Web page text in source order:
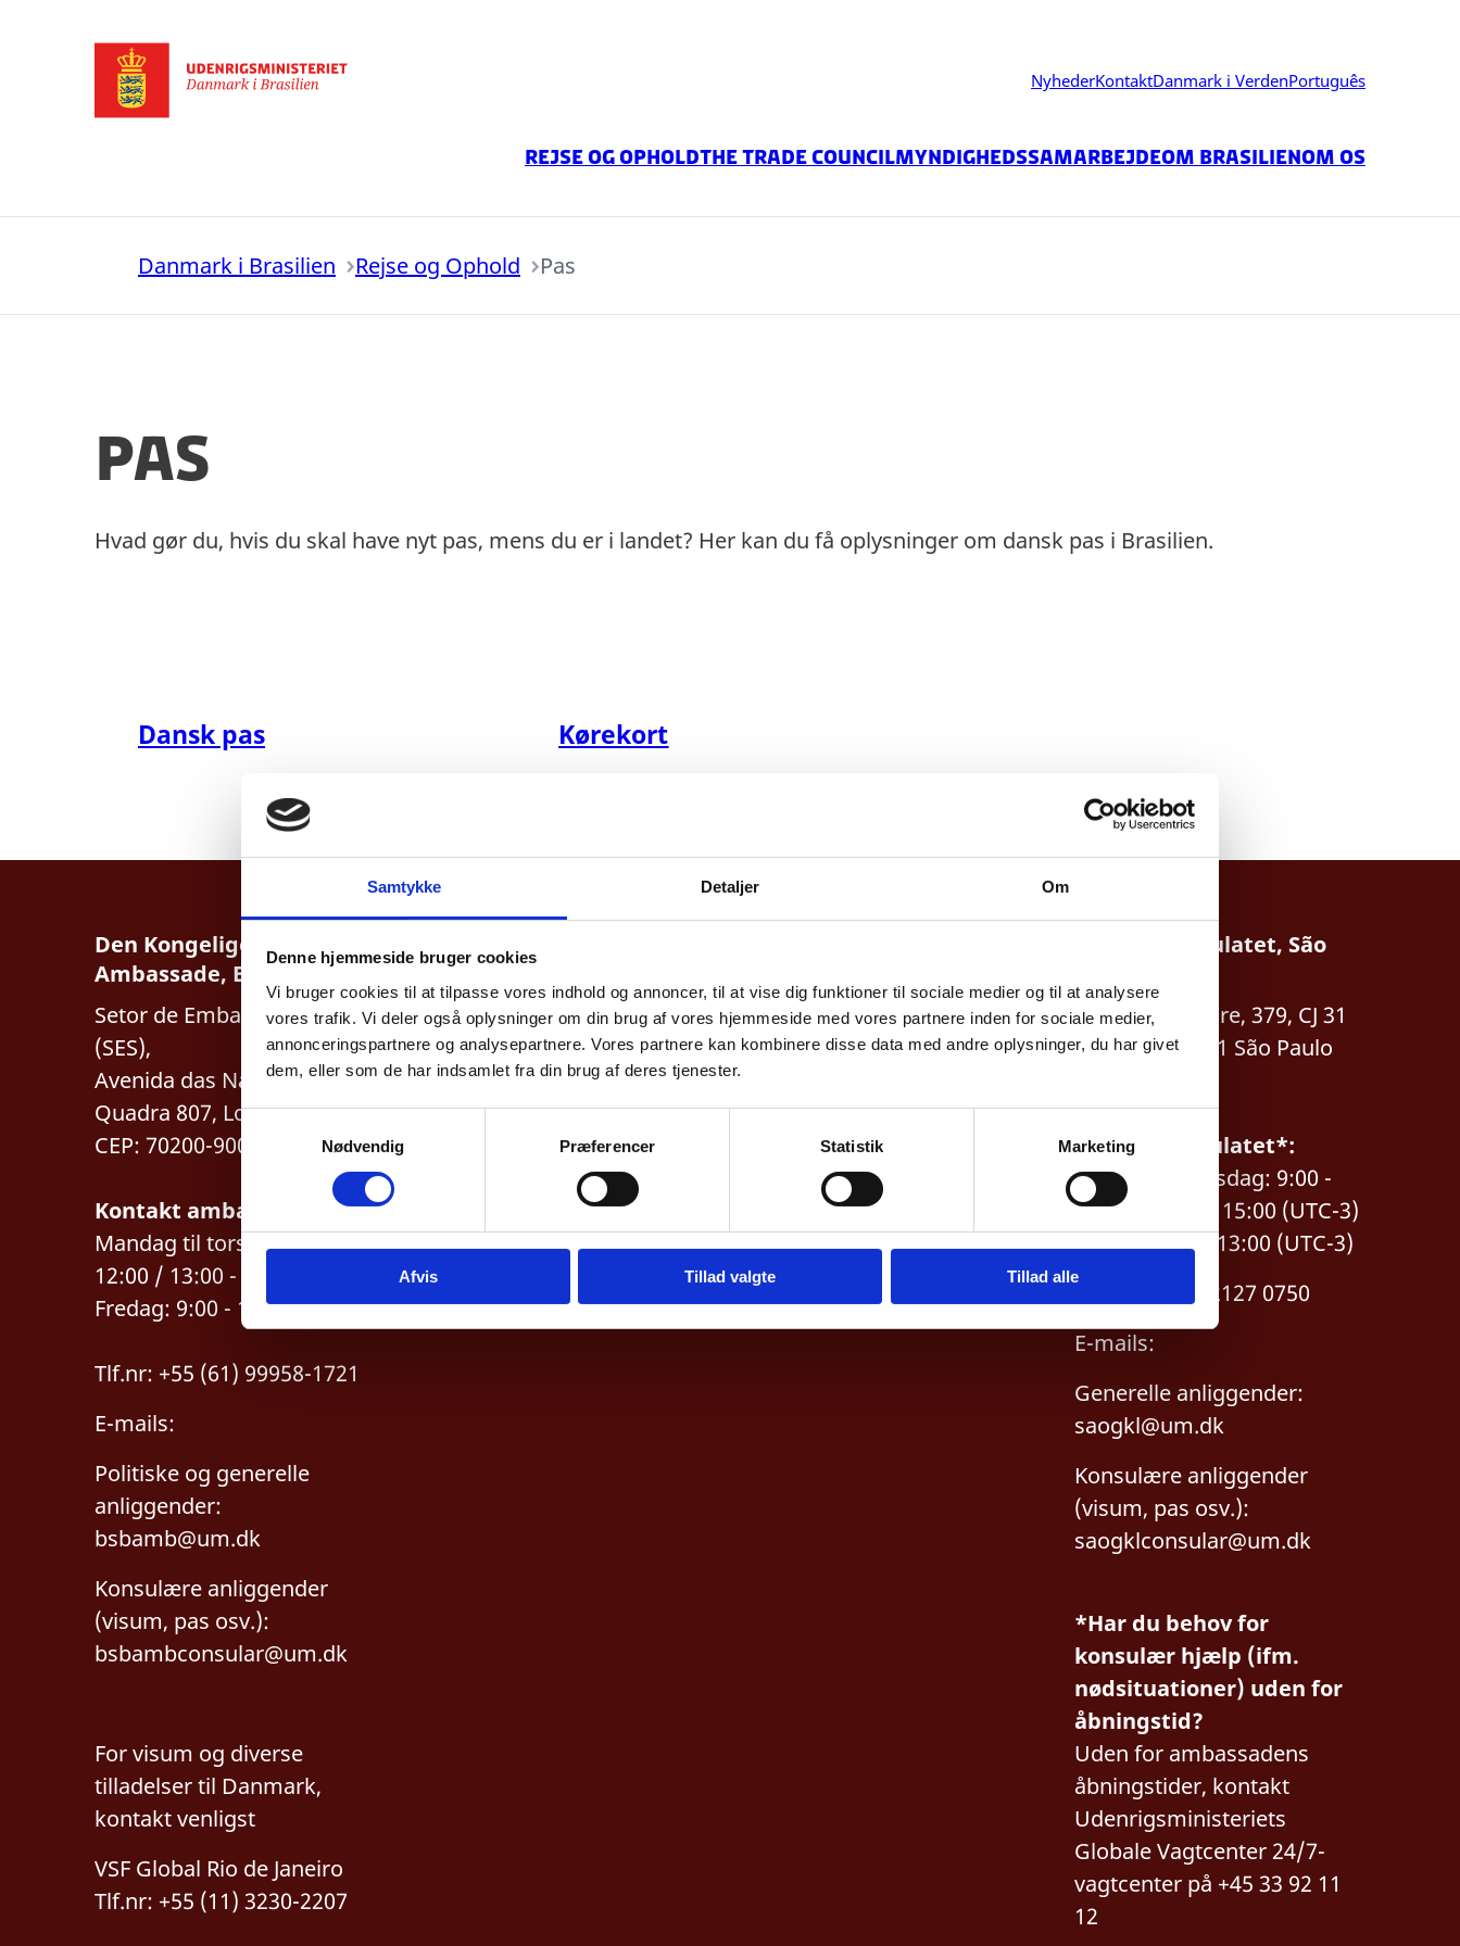
Samtykke Detaljer Om
Denne hjemmeside bruger cookies
Vi bruger cookies til at tilpasse vores indhold og annoncer, til at vise dig funktioner til sociale medier og til at analysere
vores trafik. Vi deler også oplysninger om din brug af vores hjemmeside med vores partnere inden for sociale medier,
annonceringspartnere og analysepartnere. Vores partnere kan kombinere disse data med andre oplysninger, du har givet
dem, eller som de har indsamlet fra din brug af deres tjenester.
S
a
y
k
e
v
Nødvendig Præferencer Statistik Marketing
Afvis Tillad valgte Tillad alle
NyhederKontaktDanmark i VerdenPortuguês
Rejse og OpholdThe Trade CouncilMyndighedssamarbejdeOm BrasilienOm Os
Danmark i Brasilien Rejse og Ophold Pas
Pas
Hvad gør du, hvis du skal have nyt pas, mens du er i landet? Her kan du få oplysninger om dansk pas i Brasilien.
Dansk pas Kørekort
Den Kongelige Danske
Ambassade, Brasília
Setor de Embaixadas Sul
(SES),
Avenida das Nações,
Quadra 807, Lote 26
CEP: 70200-900
Kontakt ambassaden*:
Mandag til torsdag: 9:00 -
12:00 / 13:00 - 15:00 (UTC-3)
Fredag: 9:00 - 13:00 (UTC-3)
Tlf.nr: +55 (61) 99958-1721
E-mails:
Politiske og generelle
anliggender:
bsbamb@um.dk
Konsulære anliggender
(visum, pas osv.):
bsbambconsular@um.dk
For visum og diverse
tilladelser til Danmark,
kontakt venligst
VSF Global Rio de Janeiro
Tlf.nr: +55 (11) 3230-2207
Generalkonsulatet, São
Rua Oscar Freire, 379, CJ 31
CEP: 01426-001 São Paulo
Kontakt
generalkonsulatet*:
Mandag til torsdag: 9:00 -
12:00 / 13:00 - 15:00 (UTC-3)
Fredag: 9:00 - 13:00 (UTC-3)
Tlf.nr: +55 11 2127 0750
E-mails:
Generelle anliggender:
saogkl@um.dk
Konsulære anliggender
(visum, pas osv.):
saogklconsular@um.dk
*Har du behov for
konsulær hjælp (ifm.
nødsituationer) uden for
åbningstid?
Uden for ambassadens
åbningstider, kontakt
Udenrigsministeriets
Globale Vagtcenter 24/7-
vagtcenter på +45 33 92 11
12